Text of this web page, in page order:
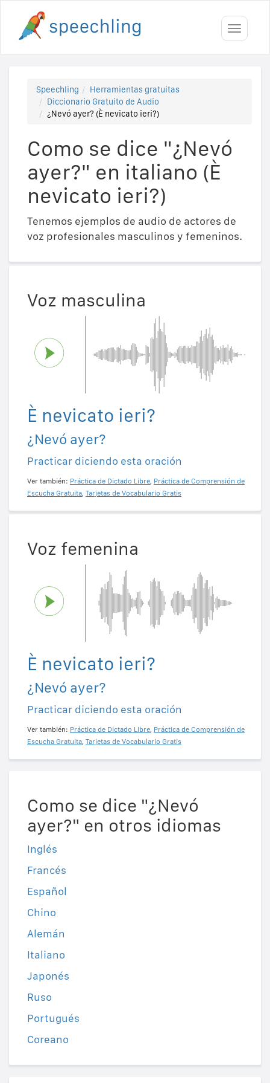
Toggle
Speechling
Herramientas gratuitas
Diccionario Gratuito de Audio
¿Nevó ayer? (È nevicato ieri?)
Como se dice "¿Nevó
ayer?" en italiano (È
nevicato ieri?)
Tenemos ejemplos de audio de actores de
voz profesionales masculinos y femeninos.
Voz masculina
È nevicato ieri?
¿Nevó ayer?
Practicar diciendo esta oración
Ver también: Práctica de Dictado Libre, Práctica de Comprensión de
Escucha Gratuita, Tarjetas de Vocabulario Gratis
Voz femenina
È nevicato ieri?
¿Nevó ayer?
Practicar diciendo esta oración
Ver también: Práctica de Dictado Libre, Práctica de Comprensión de
Escucha Gratuita, Tarjetas de Vocabulario Gratis
Como se dice "¿Nevó
ayer?" en otros idiomas
Inglés
Francés
Español
Chino
Alemán
Italiano
Japonés
Ruso
Portugués
Coreano